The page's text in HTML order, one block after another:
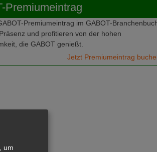
Premiumeintrag
Premiumeintrag im GABOT-
und profitieren von der hohen
die GABOT genießt.
Jetzt Premiumeintrag
um